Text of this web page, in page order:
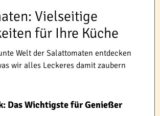
Vielseitige
für Ihre Küche
Welt der Salattomaten entdecken
wir alles Leckeres damit zaubern
Das Wichtigste für Genießer